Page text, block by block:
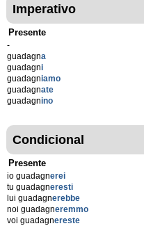
Imperativo
Presente
-
guadagna
guadagni
guadagniamo
guadagnate
guadagnino
Condicional
Presente
io guadagnerei
tu guadagneresti
lui guadagnerebbe
noi guadagneremmo
voi guadagnereste